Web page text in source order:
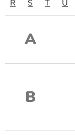
R S T U
A
B